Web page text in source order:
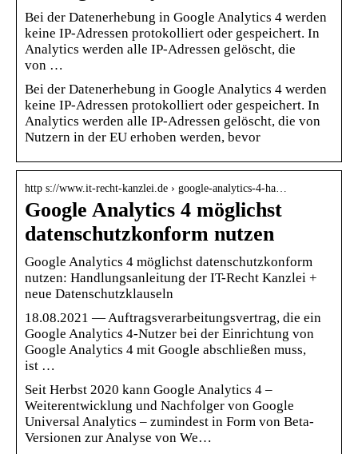
Bei der Datenerhebung in Google Analytics 4 werden
keine IP-Adressen protokolliert oder gespeichert. In
Analytics werden alle IP-Adressen gelöscht, die
von …
Bei der Datenerhebung in Google Analytics 4 werden
keine IP-Adressen protokolliert oder gespeichert. In
Analytics werden alle IP-Adressen gelöscht, die von
Nutzern in der EU erhoben werden, bevor
http s://www.it-recht-kanzlei.de › google-analytics-4-ha…
Google Analytics 4 möglichst
datenschutzkonform nutzen
Google Analytics 4 möglichst datenschutzkonform
nutzen: Handlungsanleitung der IT-Recht Kanzlei +
neue Datenschutzklauseln
18.08.2021 — Auftragsverarbeitungsvertrag, die ein
Google Analytics 4-Nutzer bei der Einrichtung von
Google Analytics 4 mit Google abschließen muss,
ist …
Seit Herbst 2020 kann Google Analytics 4 –
Weiterentwicklung und Nachfolger von Google
Universal Analytics – zumindest in Form von Beta-
Versionen zur Analyse von We…